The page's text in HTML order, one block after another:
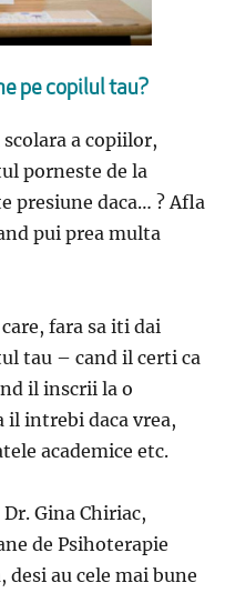
pe copilul tau?
a copiilor,
porneste de la
presiune daca… ? Afla
pui prea multa
fara sa iti dai
tau – cand il certi ca
il inscrii la o
il intrebi daca vrea,
academice etc.
Gina Chiriac,
de Psihoterapie
desi au cele mai bune